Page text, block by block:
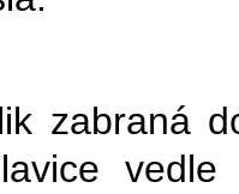
zabraná